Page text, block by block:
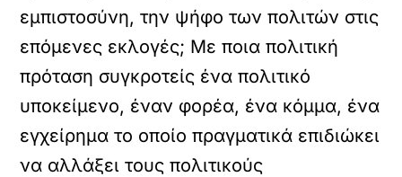
εμπιστοσύνη, την ψήφο των πολιτών στις
επόμενες εκλογές; Με ποια πολιτική
πρόταση συγκροτείς ένα πολιτικό
υποκείμενο, έναν φορέα, ένα κόμμα, ένα
εγχείρημα το οποίο πραγματικά επιδιώκει
να αλλάξει τους πολιτικούς